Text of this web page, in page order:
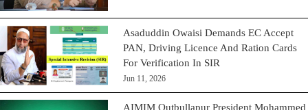
Asaduddin Owaisi Demands EC Accept
PAN, Driving Licence And Ration Cards
For Verification In SIR
Jun 11, 2026
AIMIM Qutbullapur President Mohammed